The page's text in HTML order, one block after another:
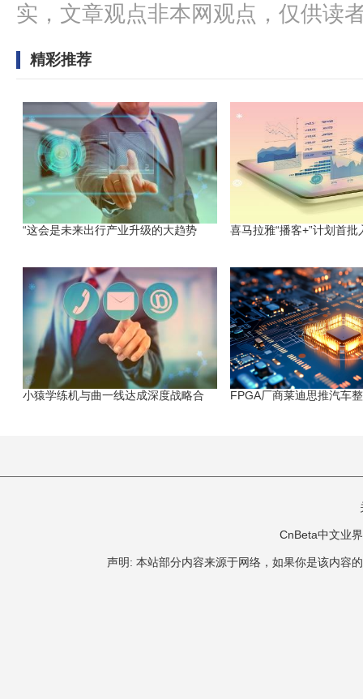
实，文章观点非本网观点，仅供读
精彩推荐
“这会是未来出行产业升级的大趋势 喜马拉雅“播客+”计划首批
小猿学练机与曲一线达成深度战略合 FPGA厂商莱迪思推汽车
CnBeta中文业
声明: 本站部分内容来源于网络，如果你是该内容